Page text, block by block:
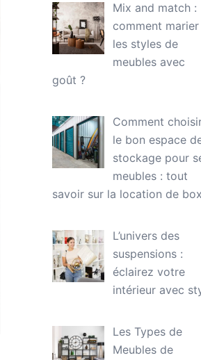
Mix and match :
comment marier
les styles de
meubles avec
goût ?
Comment
le bon espace
stockage pour
meubles : tout
savoir sur la location de box
L’univers des
suspensions :
éclairez votre
intérieur avec
Les Types de
Meubles de